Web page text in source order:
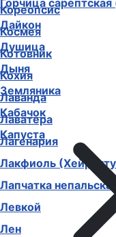
Кореопсис
Космея
Котовник
Кохия
Лаванда
Лаватера
Лагенария
Лакфиоль
Лапчатка непальская
Левкой
Лен
Горчица сарептская
Дайкон
Душица
Дыня
Земляника
Кабачок
Капуста